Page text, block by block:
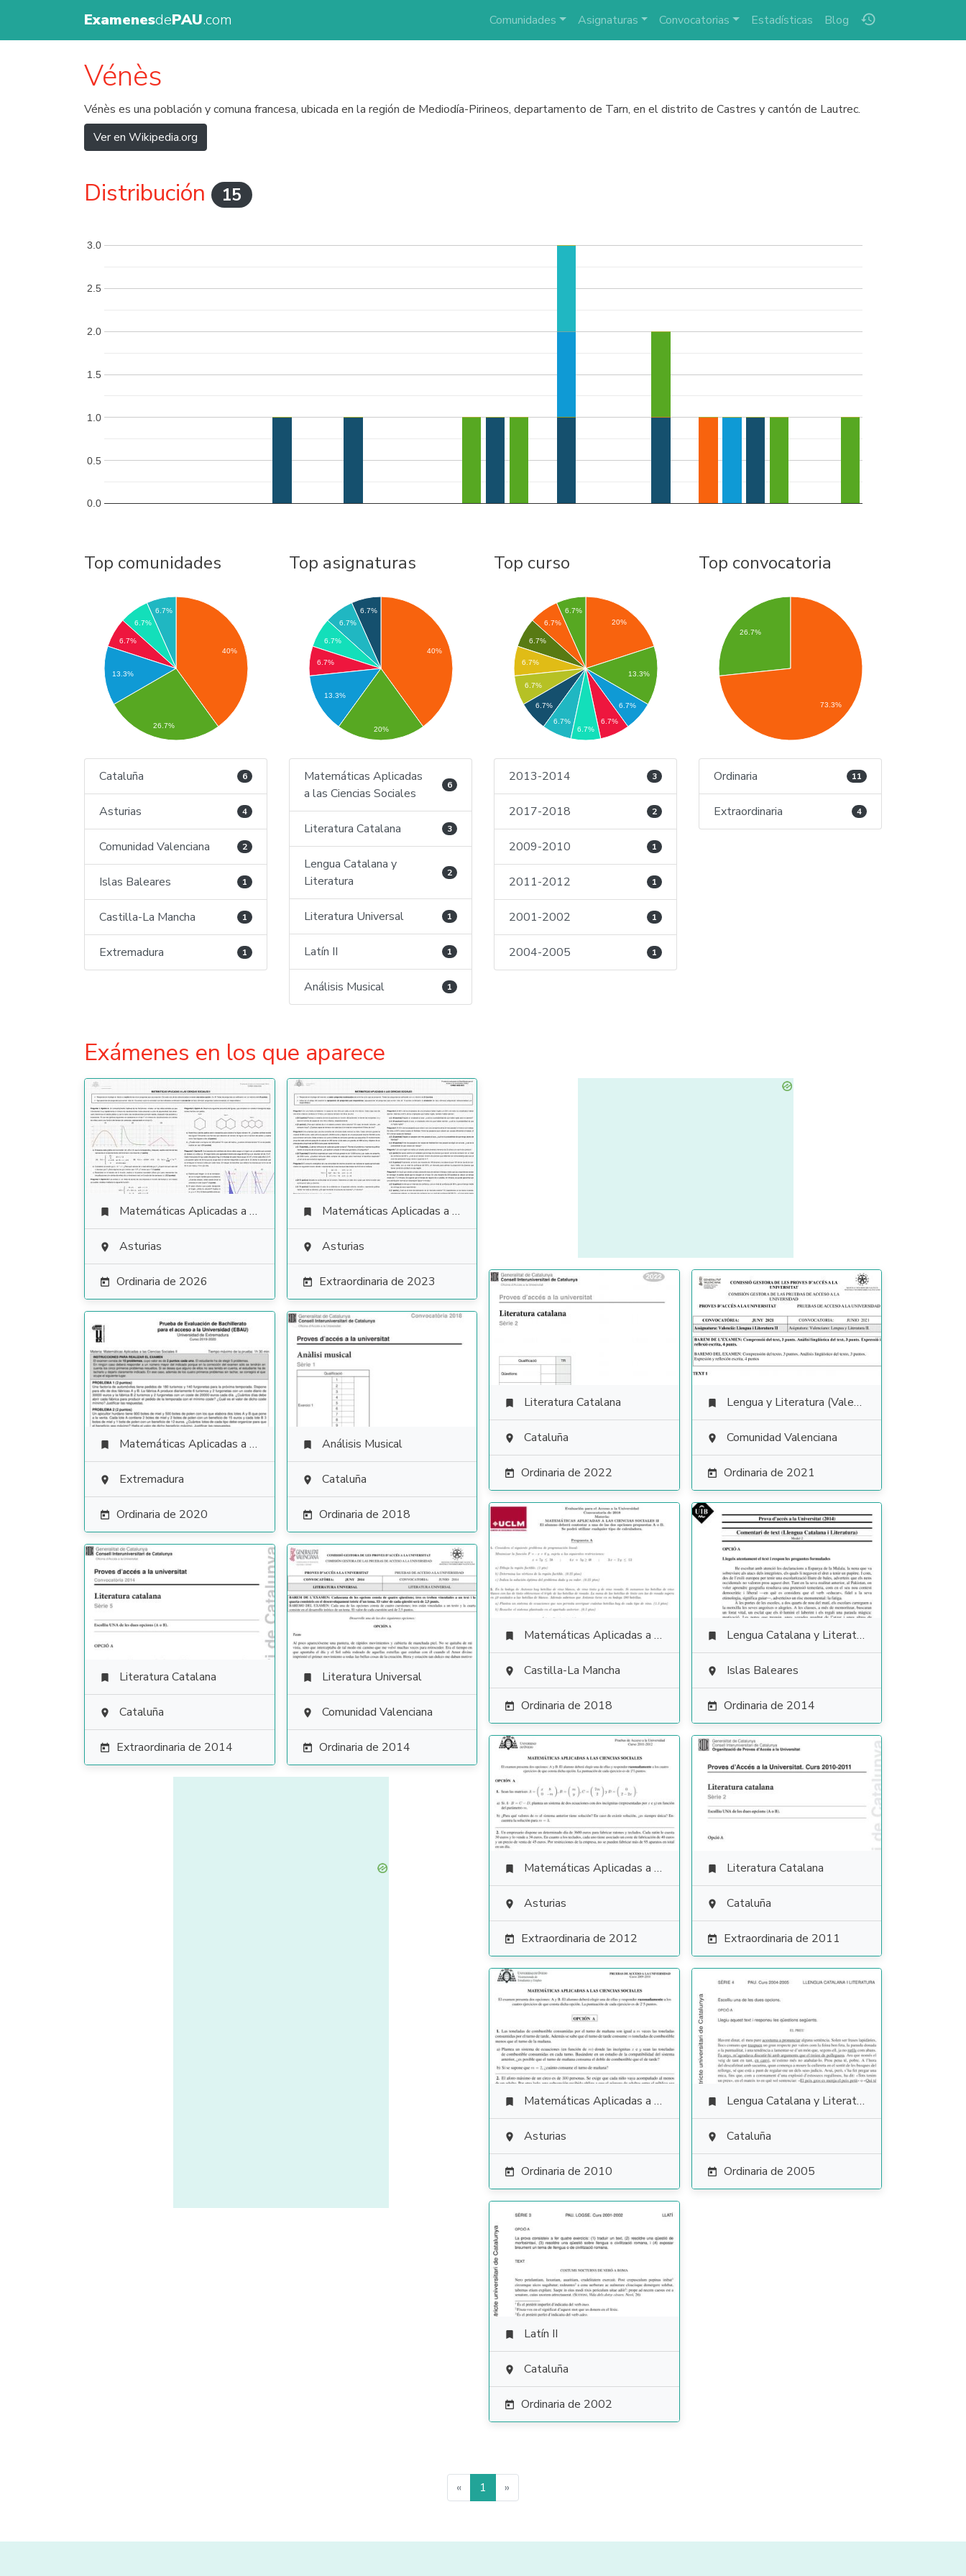
ExamenesdePAU.com history
Comunidades Asignaturas Convocatorias Estadísticas Blog
Vénès
Vénès es una población y comuna francesa, ubicada en la región de Mediodía-Pirineos, departamento de Tarn, en el distrito de Castres y cantón de Lautrec.
Ver en Wikipedia.org
Distribución 15
0.0
0.5
1.0
1.5
2.0
2.5
3.0
Top comunidades
40%
6.7%
6.7%
6.7%
13.3%
26.7%
Cataluña 6
Asturias 4
Comunidad Valenciana 2
Islas Baleares 1
Castilla-La Mancha 1
Extremadura 1
Top asignaturas
40%
6.7%
6.7%
6.7%
6.7%
13.3%
20%
Matemáticas Aplicadas
a las Ciencias Sociales
6
Literatura Catalana 3
Lengua Catalana y
Literatura
2
Literatura Universal 1
Latín II 1
Análisis Musical 1
Top curso
20%
13.3%
6.7%
6.7%
6.7%
6.7%
6.7%
6.7%
6.7%
6.7%
6.7%
6.7%
2013-2014 3
2017-2018 2
2009-2010 1
2011-2012 1
2001-2002 1
2004-2005 1
Top convocatoria
26.7%
73.3%
Ordinaria 11
Extraordinaria 4
Exámenes en los que aparece
 Matemáticas Aplicadas a las Ciencias Sociales
 Asturias
 Ordinaria de 2026
 Matemáticas Aplicadas a las Ciencias Sociales
 Asturias
 Extraordinaria de 2023
 Literatura Catalana
 Cataluña
 Ordinaria de 2022
 Lengua y Literatura (Valenciano)
 Comunidad Valenciana
 Ordinaria de 2021
 Matemáticas Aplicadas a las Ciencias Sociales
 Extremadura
 Ordinaria de 2020
 Análisis Musical
 Cataluña
 Ordinaria de 2018
 Matemáticas Aplicadas a las Ciencias Sociales
 Castilla-La Mancha
 Ordinaria de 2018
 Lengua Catalana y Literatura
 Islas Baleares
 Ordinaria de 2014
 Literatura Catalana
 Cataluña
 Extraordinaria de 2014
 Literatura Universal
 Comunidad Valenciana
 Ordinaria de 2014
 Matemáticas Aplicadas a las Ciencias Sociales
 Asturias
 Extraordinaria de 2012
 Literatura Catalana
 Cataluña
 Extraordinaria de 2011
 Matemáticas Aplicadas a las Ciencias Sociales
 Asturias
 Ordinaria de 2010
 Lengua Catalana y Literatura
 Cataluña
 Ordinaria de 2005
 Latín II
 Cataluña
 Ordinaria de 2002
« 1 »